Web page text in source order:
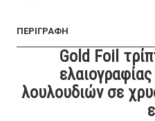
ΠΕΡΙΓΡΑΦΗ
Gold Foil
λουλουδιών σε